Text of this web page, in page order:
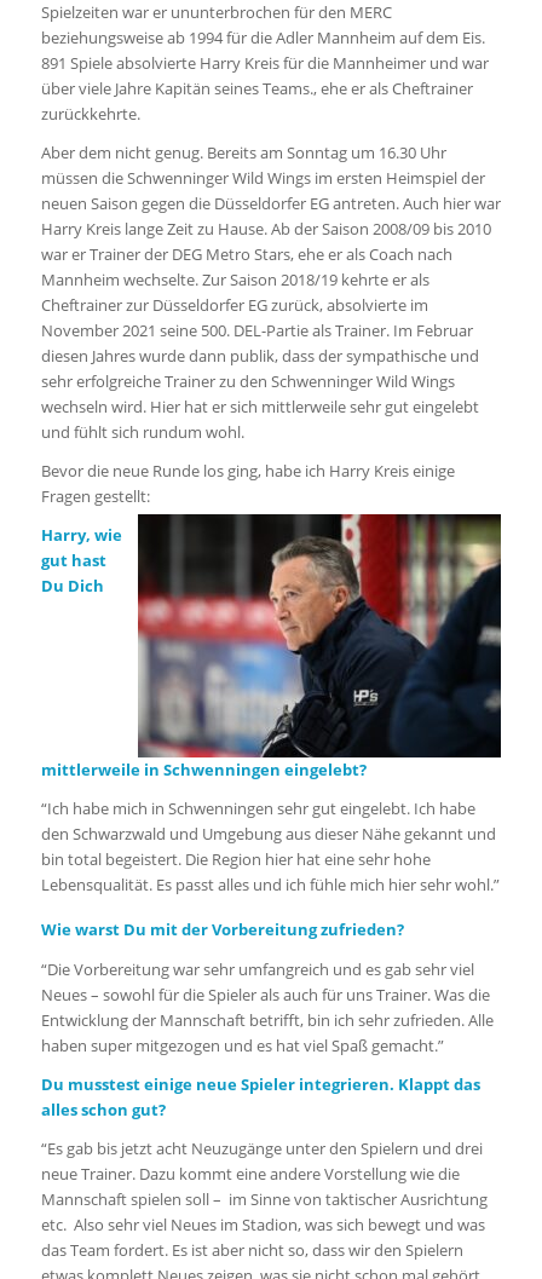
Spielzeiten war er ununterbrochen für den MERC
beziehungsweise ab 1994 für die Adler Mannheim auf dem Eis.
891 Spiele absolvierte Harry Kreis für die Mannheimer und war
über viele Jahre Kapitän seines Teams., ehe er als Cheftrainer
zurückkehrte.
Aber dem nicht genug. Bereits am Sonntag um 16.30 Uhr
müssen die Schwenninger Wild Wings im ersten Heimspiel der
neuen Saison gegen die Düsseldorfer EG antreten. Auch hier war
Harry Kreis lange Zeit zu Hause. Ab der Saison 2008/09 bis 2010
war er Trainer der DEG Metro Stars, ehe er als Coach nach
Mannheim wechselte. Zur Saison 2018/19 kehrte er als
Cheftrainer zur Düsseldorfer EG zurück, absolvierte im
November 2021 seine 500. DEL-Partie als Trainer. Im Februar
diesen Jahres wurde dann publik, dass der sympathische und
sehr erfolgreiche Trainer zu den Schwenninger Wild Wings
wechseln wird. Hier hat er sich mittlerweile sehr gut eingelebt
und fühlt sich rundum wohl.
Bevor die neue Runde los ging, habe ich Harry Kreis einige
Fragen gestellt:
Harry, wie
gut hast
Du Dich
mittlerweile in Schwenningen eingelebt?
“Ich habe mich in Schwenningen sehr gut eingelebt. Ich habe
den Schwarzwald und Umgebung aus dieser Nähe gekannt und
bin total begeistert. Die Region hier hat eine sehr hohe
Lebensqualität. Es passt alles und ich fühle mich hier sehr wohl.”
Wie warst Du mit der Vorbereitung zufrieden?
“Die Vorbereitung war sehr umfangreich und es gab sehr viel
Neues – sowohl für die Spieler als auch für uns Trainer. Was die
Entwicklung der Mannschaft betrifft, bin ich sehr zufrieden. Alle
haben super mitgezogen und es hat viel Spaß gemacht.”
Du musstest einige neue Spieler integrieren. Klappt das
alles schon gut?
“Es gab bis jetzt acht Neuzugänge unter den Spielern und drei
neue Trainer. Dazu kommt eine andere Vorstellung wie die
Mannschaft spielen soll – im Sinne von taktischer Ausrichtung
etc. Also sehr viel Neues im Stadion, was sich bewegt und was
das Team fordert. Es ist aber nicht so, dass wir den Spielern